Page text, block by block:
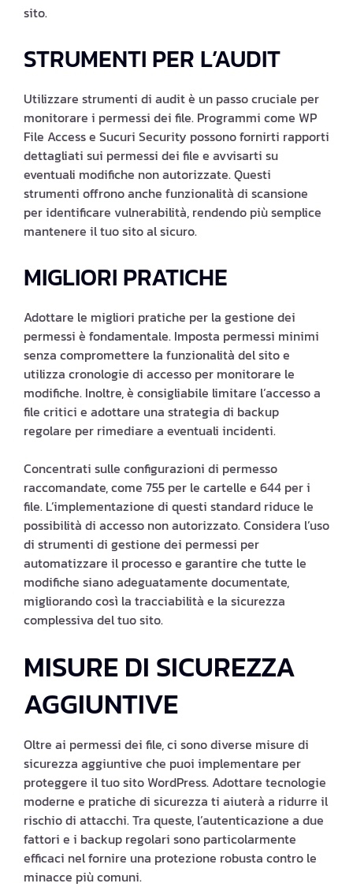
sito.
STRUMENTI PER L’AUDIT
Utilizzare strumenti di audit è un passo cruciale per
monitorare i permessi dei file. Programmi come WP
File Access e Sucuri Security possono fornirti rapporti
dettagliati sui permessi dei file e avvisarti su
eventuali modifiche non autorizzate. Questi
strumenti offrono anche funzionalità di scansione
per identificare vulnerabilità, rendendo più semplice
mantenere il tuo sito al sicuro.
MIGLIORI PRATICHE
Adottare le migliori pratiche per la gestione dei
permessi è fondamentale. Imposta permessi minimi
senza compromettere la funzionalità del sito e
utilizza cronologie di accesso per monitorare le
modifiche. Inoltre, è consigliabile limitare l’accesso a
file critici e adottare una strategia di backup
regolare per rimediare a eventuali incidenti.
Concentrati sulle configurazioni di permesso
raccomandate, come 755 per le cartelle e 644 per i
file. L’implementazione di questi standard riduce le
possibilità di accesso non autorizzato. Considera l’uso
di strumenti di gestione dei permessi per
automatizzare il processo e garantire che tutte le
modifiche siano adeguatamente documentate,
migliorando così la tracciabilità e la sicurezza
complessiva del tuo sito.
MISURE DI SICUREZZA
AGGIUNTIVE
Oltre ai permessi dei file, ci sono diverse misure di
sicurezza aggiuntive che puoi implementare per
proteggere il tuo sito WordPress. Adottare tecnologie
moderne e pratiche di sicurezza ti aiuterà a ridurre il
rischio di attacchi. Tra queste, l’autenticazione a due
fattori e i backup regolari sono particolarmente
efficaci nel fornire una protezione robusta contro le
minacce più comuni.